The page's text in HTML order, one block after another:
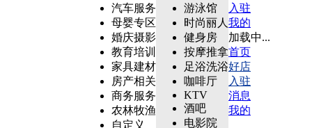
汽车服务
母婴专区
婚庆摄影
教育培训
家具建材
房产相关
商务服务
农林牧渔
自定义
游泳馆
时尚丽人
健身房
按摩推拿
足浴洗浴
咖啡厅
KTV
酒吧
电影院
入驻
我的
加载中...
首页
好店
入驻
消息
我的